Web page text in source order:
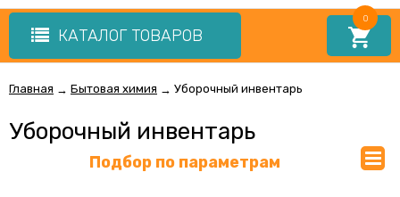
КАТАЛОГ ТОВАРОВ
0
Главная → Бытовая химия → Уборочный инвентарь
Уборочный инвентарь
Подбор по параметрам